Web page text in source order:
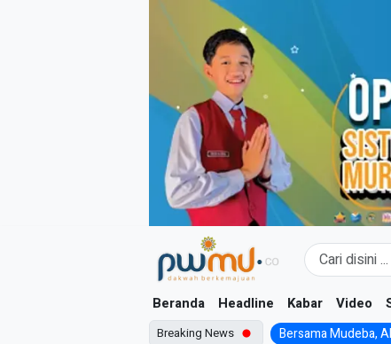
Beranda Headline Kabar Video
Breaking News Bersama Mudeba,